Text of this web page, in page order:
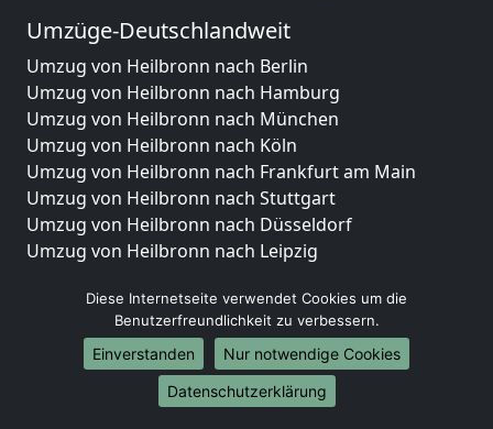
Umzüge-Deutschlandweit
Umzug von Heilbronn nach Berlin
Umzug von Heilbronn nach Hamburg
Umzug von Heilbronn nach München
Umzug von Heilbronn nach Köln
Umzug von Heilbronn nach Frankfurt am Main
Umzug von Heilbronn nach Stuttgart
Umzug von Heilbronn nach Düsseldorf
Umzug von Heilbronn nach Leipzig
Umzug von Heilbronn nach Essen
Umzug von Heilbronn nach Bremen
Umzug von Heilbronn nach Dresden
Umzug von Heilbronn nach Hannover
Umzug von Heilbronn nach Nürnberg
Diese Internetseite verwendet Cookies um die
Benutzerfreundlichkeit zu verbessern.
Einverstanden
Nur notwendige Cookies
Datenschutzerklärung